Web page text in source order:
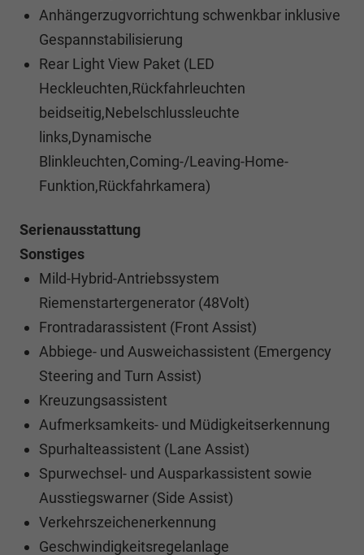
Anhängerzugvorrichtung schwenkbar inklusive
Gespannstabilisierung
Rear Light View Paket (LED
Heckleuchten,Rückfahrleuchten
beidseitig,Nebelschlussleuchte
links,Dynamische
Blinkleuchten,Coming-/Leaving-Home-
Funktion,Rückfahrkamera)
Serienausstattung
Sonstiges
Mild-Hybrid-Antriebssystem
Riemenstartergenerator (48Volt)
Frontradarassistent (Front Assist)
Abbiege- und Ausweichassistent (Emergency
Steering and Turn Assist)
Kreuzungsassistent
Aufmerksamkeits- und Müdigkeitserkennung
Spurhalteassistent (Lane Assist)
Spurwechsel- und Ausparkassistent sowie
Ausstiegswarner (Side Assist)
Verkehrszeichenerkennung
Geschwindigkeitsregelanlage